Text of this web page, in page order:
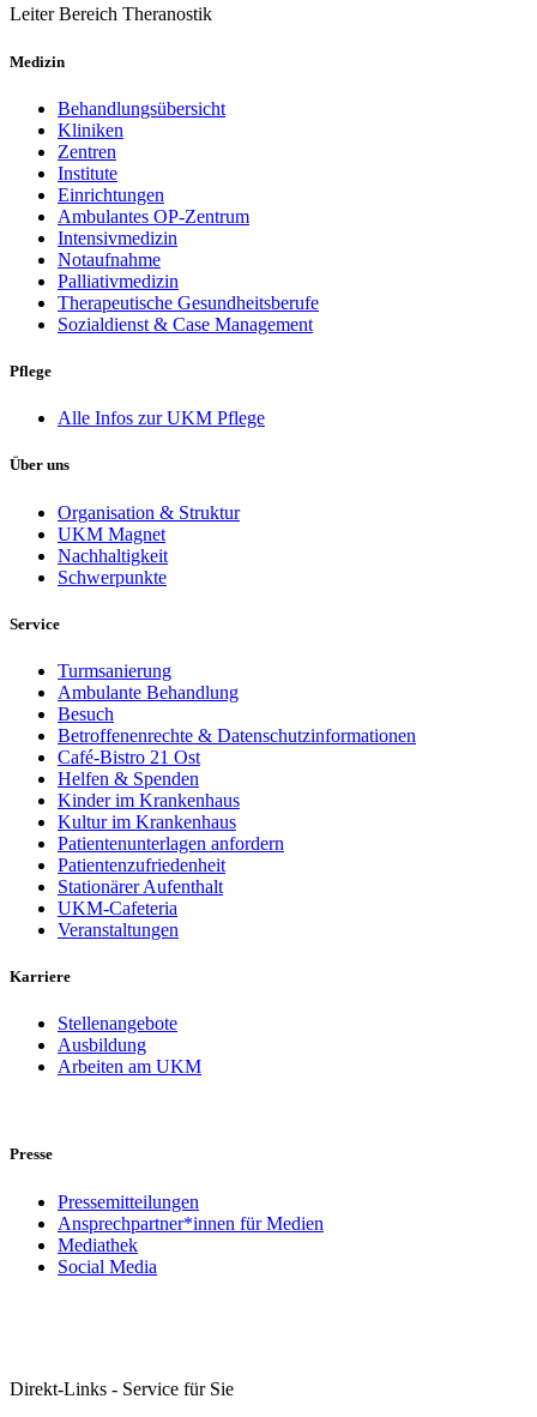
Leiter Bereich Theranostik
Medizin
Behandlungsübersicht
Kliniken
Zentren
Institute
Einrichtungen
Ambulantes OP-Zentrum
Intensivmedizin
Notaufnahme
Palliativmedizin
Therapeutische Gesundheitsberufe
Sozialdienst & Case Management
Pflege
Alle Infos zur UKM Pflege
Über uns
Organisation & Struktur
UKM Magnet
Nachhaltigkeit
Schwerpunkte
Service
Turmsanierung
Ambulante Behandlung
Besuch
Betroffenenrechte & Datenschutzinformationen
Café-Bistro 21 Ost
Helfen & Spenden
Kinder im Krankenhaus
Kultur im Krankenhaus
Patientenunterlagen anfordern
Patientenzufriedenheit
Stationärer Aufenthalt
UKM-Cafeteria
Veranstaltungen
Karriere
Stellenangebote
Ausbildung
Arbeiten am UKM
Presse
Pressemitteilungen
Ansprechpartner*innen für Medien
Mediathek
Social Media
Direkt-Links - Service für Sie